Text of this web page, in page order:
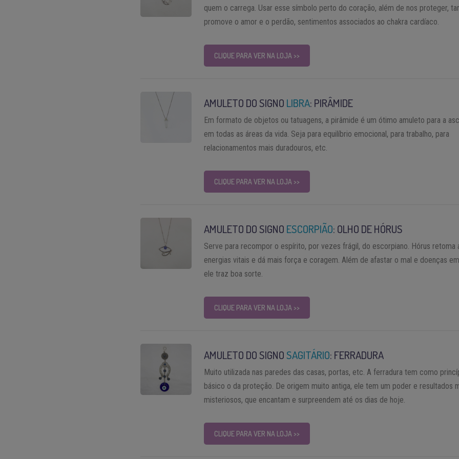
quem o carrega. Usar esse símbolo perto do coração, além de nos proteger,
promove o amor e o perdão, sentimentos associados ao chakra cardíaco.
CLIQUE PARA VER NA LOJA >>
AMULETO DO SIGNO LIBRA: PIRÂMIDE
Em formato de objetos ou tatuagens, a pirâmide é um ótimo amuleto para a
em todas as áreas da vida. Seja para equilíbrio emocional, para trabalho, para
relacionamentos mais duradouros, etc.
CLIQUE PARA VER NA LOJA >>
AMULETO DO SIGNO ESCORPIÃO: OLHO DE HÓRUS
Serve para recompor o espírito, por vezes frágil, do escorpiano. Hórus retoma
energias vitais e dá mais força e coragem. Além de afastar o mal e doenças
ele traz boa sorte.
CLIQUE PARA VER NA LOJA >>
AMULETO DO SIGNOSAGITÁRIO: FERRADURA
Muito utilizada nas paredes das casas, portas, etc. A ferradura tem como
básico o da proteção. De origem muito antiga, ele tem um poder e resultados
misteriosos, que encantam e surpreendem até os dias de hoje.
CLIQUE PARA VER NA LOJA >>